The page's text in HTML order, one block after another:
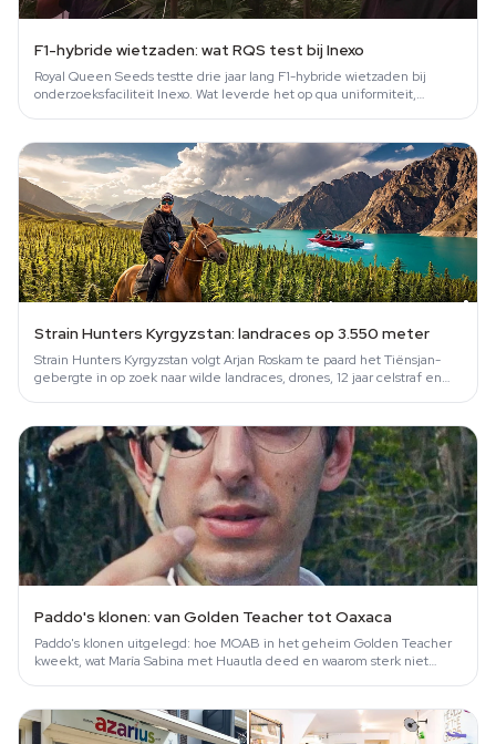
F1-hybride wietzaden: wat RQS test bij Inexo
Royal Queen Seeds testte drie jaar lang F1-hybride wietzaden bij
onderzoeksfaciliteit Inexo. Wat leverde het op qua uniformiteit,
Strain Hunters Kyrgyzstan: landraces op 3.550 meter
Strain Hunters Kyrgyzstan volgt Arjan Roskam te paard het Tiënsjan-
gebergte in op zoek naar wilde landraces, drones, 12 jaar celstraf en
Paddo's klonen: van Golden Teacher tot Oaxaca
Paddo's klonen uitgelegd: hoe MOAB in het geheim Golden Teacher
kweekt, wat María Sabina met Huautla deed en waarom sterk niet